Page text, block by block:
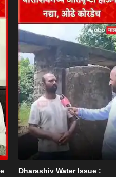
Dharashiv Water Issue :